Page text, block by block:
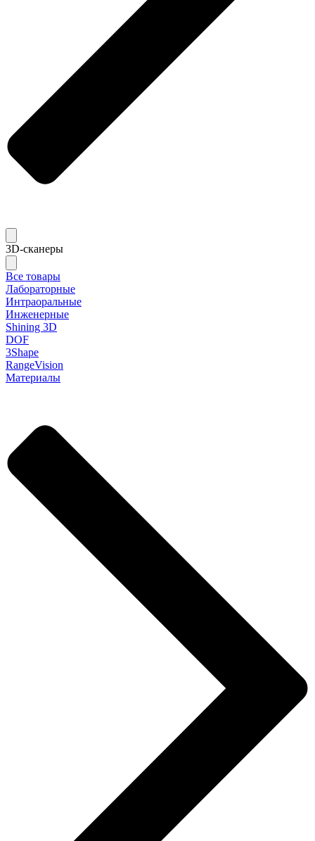
3D-сканеры
Все товары
Лабораторные
Интраоральные
Инженерные
Shining 3D
DOF
3Shape
RangeVision
Материалы